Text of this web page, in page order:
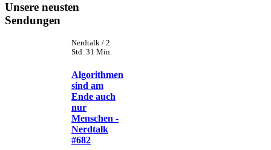
Unsere neusten
Sendungen
Nerdtalk / 2
Std. 31 Min.
Algorithmen
sind am
Ende auch
nur
Menschen -
Nerdtalk
#682